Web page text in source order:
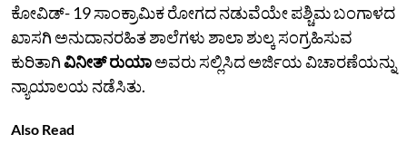
ಕೋವಿಡ್- 19 ಸಾಂಕ್ರಾಮಿಕ ರೋಗದ ನಡುವೆಯೇ ಪಶ್ಚಿಮ ಬಂಗಾಳದ
ಖಾಸಗಿ ಅನುದಾನರಹಿತ ಶಾಲೆಗಳು ಶಾಲಾ ಶುಲ್ಕ ಸಂಗ್ರಹಿಸುವ
ಕುರಿತಾಗಿವಿನೀತ್ ರುಯಾಅವರು ಸಲ್ಲಿಸಿದ ಅರ್ಜಿಯ ವಿಚಾರಣೆಯನ್ನು
ನ್ಯಾಯಾಲಯ ನಡೆಸಿತು.
Also Read